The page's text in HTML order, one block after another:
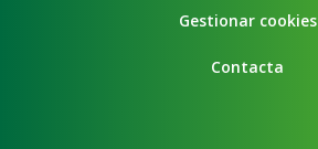
Gestionar cookies
Contacta